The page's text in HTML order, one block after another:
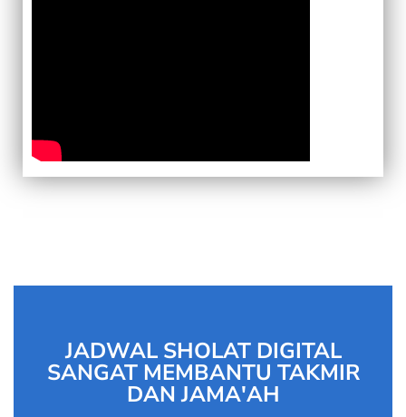
JADWAL SHOLAT DIGITAL
SANGAT MEMBANTU TAKMIR
DAN JAMA'AH